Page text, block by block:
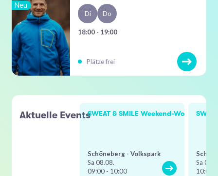
Neu
Di Do
18:00 - 19:00
Plätze frei
Aktuelle EventsSWEAT & SMILE Weekend-Workout
Schöneberg - Volkspark
Sa 08.08.
09:00 - 10:00
Sa
10:00